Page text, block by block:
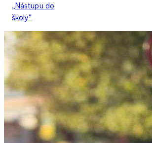
„Nástupu do
školy“